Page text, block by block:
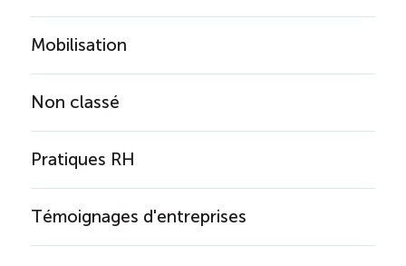
Mobilisation
Non classé
Pratiques RH
Témoignages d'entreprises